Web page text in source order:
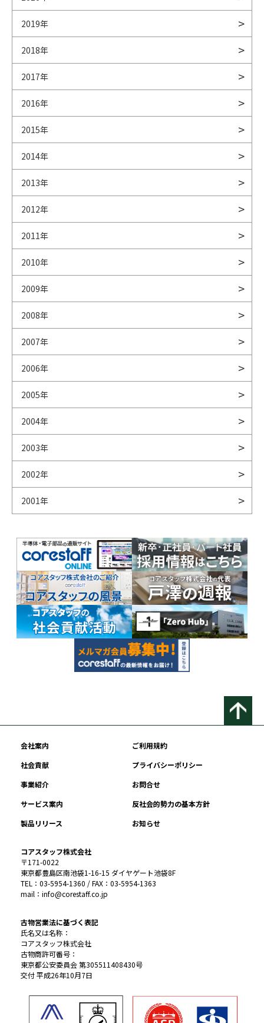
2019年
2018年
2017年
2016年
2015年
2014年
2013年
2012年
2011年
2010年
2009年
2008年
2007年
2006年
2005年
2004年
2003年
2002年
2001年
会社案内
ご利用規約
社会貢献
プライバシーポリシー
事業紹介
お問合せ
サービス案内
反社会的勢力の基本方針
製品リリース
お知らせ
コアスタッフ株式会社
〒171-0022
東京都豊島区南池袋1-16-15 ダイヤゲート池袋8F
TEL：03-5954-1360 / FAX：03-5954-1363
mail：info@corestaff.co.jp
古物営業法に基づく表記
氏名又は名称：
コアスタッフ株式会社
古物商許可番号：
東京都公安委員会 第305511408430号
交付 平成26年10月7日